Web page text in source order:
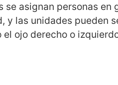
se asignan personas
las unidades pueden
ojo derecho o